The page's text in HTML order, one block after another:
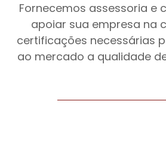
Fornecemos assessoria e
apoiar sua empresa na
certificações necessárias
ao mercado a qualidade